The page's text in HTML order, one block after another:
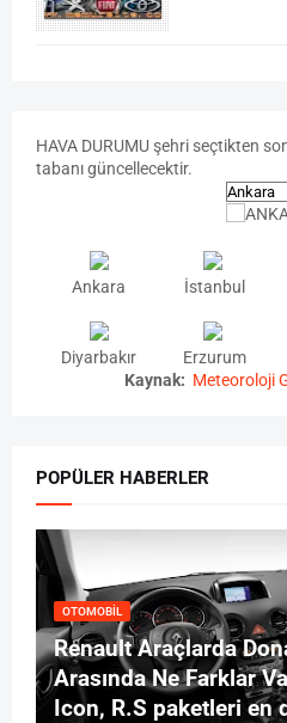
Teknoloji-Otomotiv-
HAVA DURUMU şehri seçtikten
tabanı güncellecektir.
Ankara İstanbul
Diyarbakır Erzurum
Kaynak: Meteoroloji
POPÜLER HABERLER
OTOMOBIL
Renault Araçlarda
Arasında Ne Farklar
Icon, R.S paketleri en